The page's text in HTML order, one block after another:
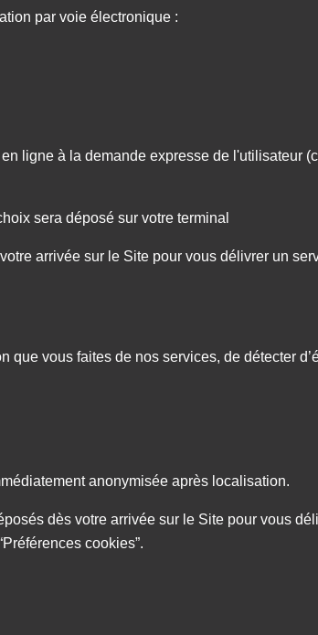
par voie électronique :
ligne à la demande expresse de l'utilisateur
sera déposé sur votre terminal
arrivée sur le Site pour vous délivrer un
vous faites de nos services, de détecter
anonymisée après localisation.
dès votre arrivée sur le Site pour vous
cookies”.